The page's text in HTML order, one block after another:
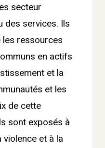
secteur
des services. Ils
ressources
en actifs
et la
et les
de cette
sont exposés à
et à la